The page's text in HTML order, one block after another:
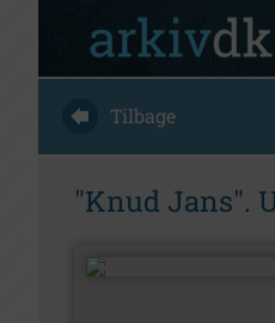
Tilbage
"Knud Jans".